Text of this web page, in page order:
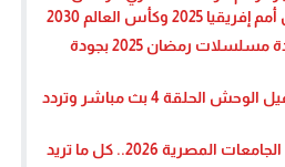
وكأس العالم 2030
أفضل المواقع لمشاهدة مسلسلات رمضان 2025 بجودة
مشاهدة برنامج رامز ليفيل الوحش الحلقة 4 بث مباشر وتردد
مواعيد بدء الدراسة في الجامعات المصرية 2026.. كل ما تريد